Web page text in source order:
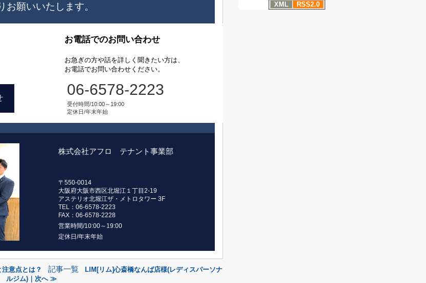
お願いいたします。
お電話でのお問い合わせ
お急ぎの方や話を詳しく聞きたい方は、
お電話でお問い合わせください。
06-6578-2223
受付時間/10:00～19:00
定休日/年末年始
株式会社アフロ テナント事業部
〒550-0014
大阪府大阪市西区北堀江１丁目2-19
アステリオ北堀江ザ・メトロタワー 3F
TEL：06-6578-2223
FAX：06-6578-2228
営業時間/10:00～19:00
定休日/年末年始
意点とは？ 記事一覧
LIM[リム]心斎橋なんば店様(レディスパーソナ
ルジム)｜次へ ≫
XML
RSS2.0